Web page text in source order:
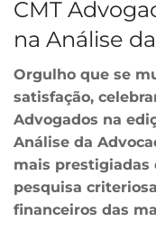
CMT
na Análise
Orgulho que se
satisfação,
Advogados na
Análise da
mais prestigiadas
pesquisa
financeiros das